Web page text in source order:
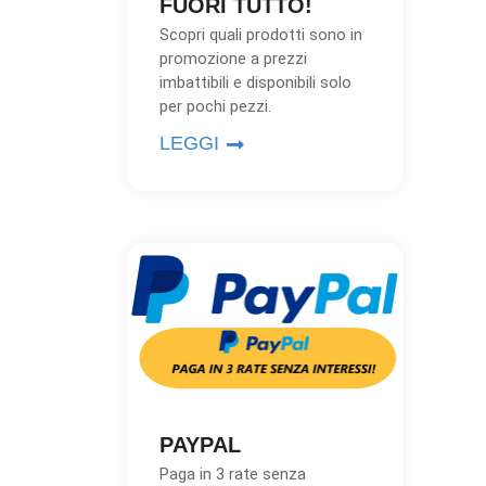
FUORI TUTTO!
Scopri quali prodotti sono in
promozione a prezzi
imbattibili e disponibili solo
per pochi pezzi.
LEGGI
PAYPAL
Paga in 3 rate senza